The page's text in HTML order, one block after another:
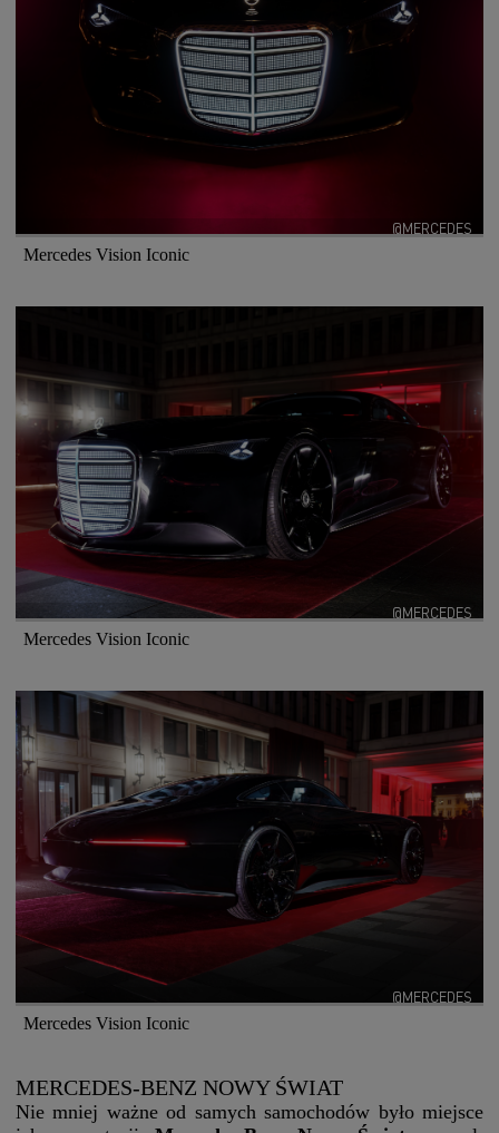
@MERCEDES
Mercedes Vision Iconic
@MERCEDES
Mercedes Vision Iconic
@MERCEDES
Mercedes Vision Iconic
MERCEDES-BENZ NOWY ŚWIAT
Nie mniej ważne od samych samochodów było miejsce